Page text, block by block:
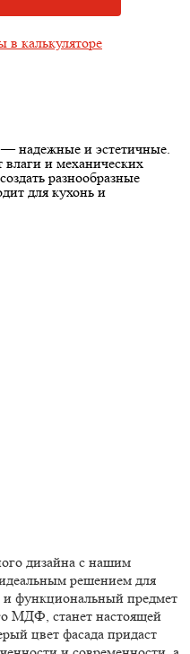
в калькуляторе
и эстетичные.
и механических
разнообразные
для кухонь и
дизайна с нашим
решением для
функциональный предмет
МДФ, станет настоящей
цвет фасада придаст